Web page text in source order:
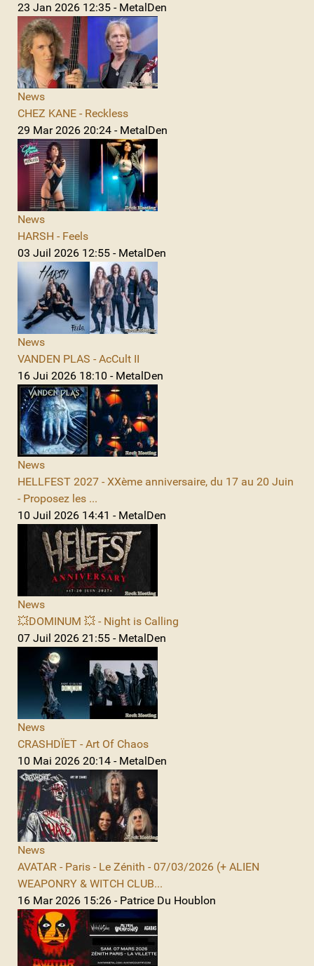
23 Jan 2026 12:35 - MetalDen
News
CHEZ KANE - Reckless
29 Mar 2026 20:24 - MetalDen
News
HARSH - Feels
03 Juil 2026 12:55 - MetalDen
News
VANDEN PLAS - AcCult II
16 Jui 2026 18:10 - MetalDen
News
HELLFEST 2027 - XXème anniversaire, du 17 au 20 Juin
- Proposez les ...
10 Juil 2026 14:41 - MetalDen
News
💥DOMINUM 💥 - Night is Calling
07 Juil 2026 21:55 - MetalDen
News
CRASHDÏET - Art Of Chaos
10 Mai 2026 20:14 - MetalDen
News
AVATAR - Paris - Le Zénith - 07/03/2026 (+ ALIEN
WEAPONRY & WITCH CLUB...
16 Mar 2026 15:26 - Patrice Du Houblon